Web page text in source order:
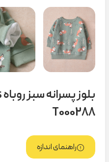
T000288
راهنمای اندازه